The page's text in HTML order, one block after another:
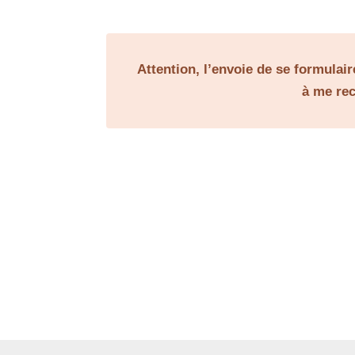
Attention, l’envoie de se
à me